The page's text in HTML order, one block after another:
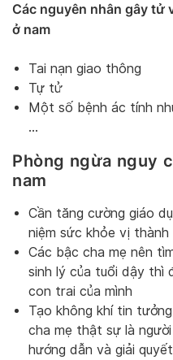
Các nguyên nhân gây tử
ở nam
Tai nạn giao thông
Tự tử
Một số bệnh ác tính
…
Phòng ngừa nguy
nam
Cần tăng cường giáo
niệm sức khỏe vị thành
Các bậc cha mẹ nên
sinh lý của tuổi dậy thì
con trai của mình
Tạo không khí tin
cha mẹ thật sự là
hướng dẫn và giải